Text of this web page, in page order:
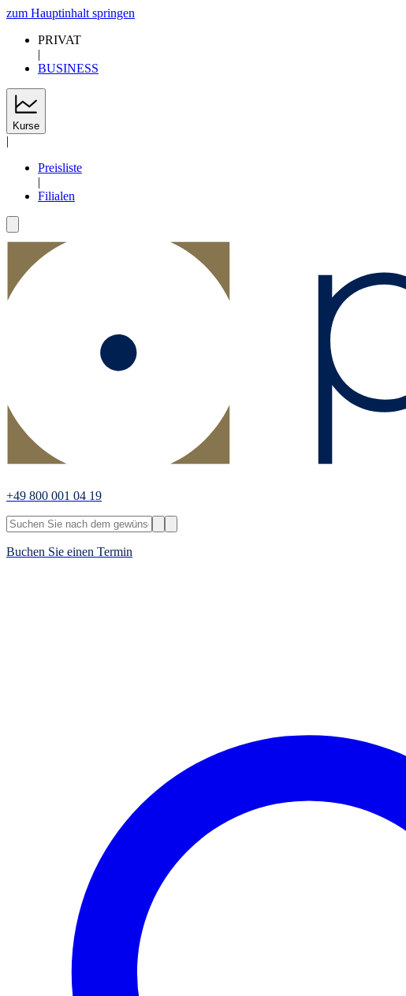
zum Hauptinhalt springen
PRIVAT
|
BUSINESS
Kurse
|
Preisliste
|
Filialen
+49 800 001 04 19
Buchen Sie einen Termin